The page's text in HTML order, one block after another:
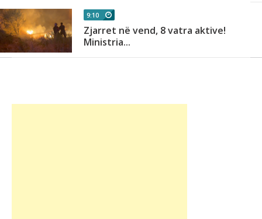
9:10
Zjarret në vend, 8 vatra aktive!
Ministria...